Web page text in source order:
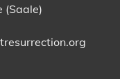
(Saale)